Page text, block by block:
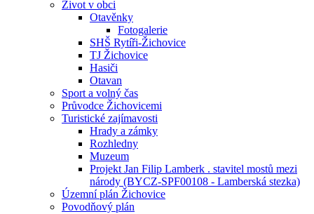
Život v obci
Otavěnky
Fotogalerie
SHŠ Rytíři-Žichovice
TJ Žichovice
Hasiči
Otavan
Sport a volný čas
Průvodce Žichovicemi
Turistické zajímavosti
Hrady a zámky
Rozhledny
Muzeum
Projekt Jan Filip Lamberk . stavitel mostů mezi
národy (BYCZ-SPF00108 - Lamberská stezka)
Územní plán Žichovice
Povodňový plán